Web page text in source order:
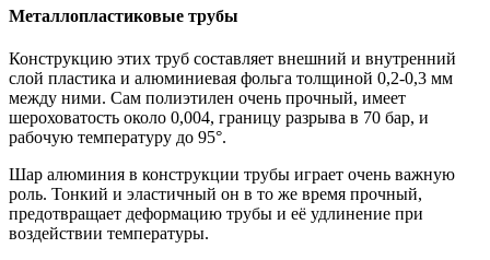
Металлопластиковые трубы
Конструкцию этих труб составляет внешний и внутренний
слой пластика и алюминиевая фольга толщиной 0,2-0,3 мм
между ними. Сам полиэтилен очень прочный, имеет
шероховатость около 0,004, границу разрыва в 70 бар, и
рабочую температуру до 95°.
Шар алюминия в конструкции трубы играет очень важную
роль. Тонкий и эластичный он в то же время прочный,
предотвращает деформацию трубы и её удлинение при
воздействии температуры.